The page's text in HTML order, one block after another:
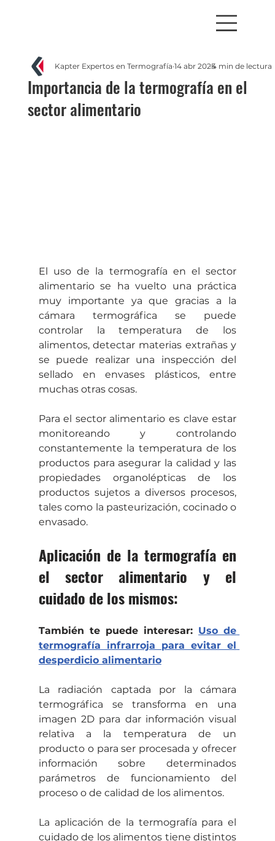
Importancia de la termografía en el
sector alimentario
Kapter Expertos en Termografía 14 abr 20254 min de lectura
El uso de la termografía en el sector
alimentario se ha vuelto una práctica
muy importante ya que gracias a la
cámara termográfica se puede
controlar la temperatura de los
alimentos, detectar materias extrañas y
se puede realizar una inspección del
sellado en envases plásticos, entre
muchas otras cosas.
Para el sector alimentario es clave estar
monitoreando y controlando
constantemente la temperatura de los
productos para asegurar la calidad y las
propiedades organolépticas de los
productos sujetos a diversos procesos,
tales como la pasteurización, cocinado o
envasado.
Aplicación de la termografía en
el sector alimentario y el
cuidado de los mismos:
También te puede interesar: Uso de
termografía infrarroja para evitar el
desperdicio alimentario
La radiación captada por la cámara
termográfica se transforma en una
imagen 2D para dar información visual
relativa a la temperatura de un
producto o para ser procesada y ofrecer
información sobre determinados
parámetros de funcionamiento del
proceso o de calidad de los alimentos.
La aplicación de la termografía para el
cuidado de los alimentos tiene distintos